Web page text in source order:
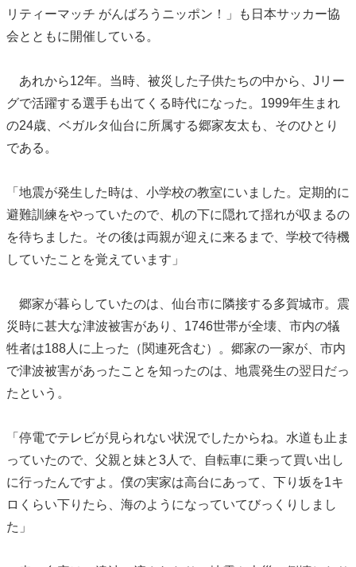
リティーマッチ がんばろうニッポン！」も日本サッカー協
会とともに開催している。
あれから12年。当時、被災した子供たちの中から、Jリー
グで活躍する選手も出てくる時代になった。1999年生まれ
の24歳、ベガルタ仙台に所属する郷家友太も、そのひとり
である。
「地震が発生した時は、小学校の教室にいました。定期的に
避難訓練をやっていたので、机の下に隠れて揺れが収まるの
を待ちました。その後は両親が迎えに来るまで、学校で待機
していたことを覚えています」
郷家が暮らしていたのは、仙台市に隣接する多賀城市。震
災時に甚大な津波被害があり、1746世帯が全壊、市内の犠
牲者は188人に上った（関連死含む）。郷家の一家が、市内
で津波被害があったことを知ったのは、地震発生の翌日だっ
たという。
「停電でテレビが見られない状況でしたからね。水道も止ま
っていたので、父親と妹と3人で、自転車に乗って買い出し
に行ったんですよ。僕の実家は高台にあって、下り坂を1キ
ロくらい下りたら、海のようになっていてびっくりしまし
た」